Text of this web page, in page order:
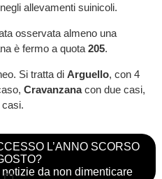
allevamenti suinicoli.
osservata almeno una
è fermo a quota 205.
Si tratta di Arguello, con 4
Cravanzanacon due casi,
L’ANNO SCORSO
da non dimenticare